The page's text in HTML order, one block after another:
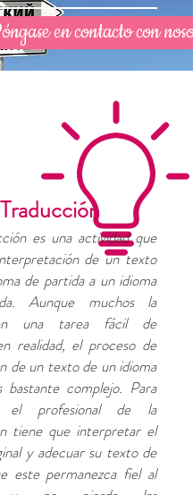
en contacto con
Traducción
es una actividad que
de un texto
de partida a un idioma
Aunque muchos la
una tarea fácil de
realidad, el proceso de
de un texto de un idioma
complejo. Para
el profesional de la
tiene que interpretar el
y adecuar su texto de
este permanezca fiel al